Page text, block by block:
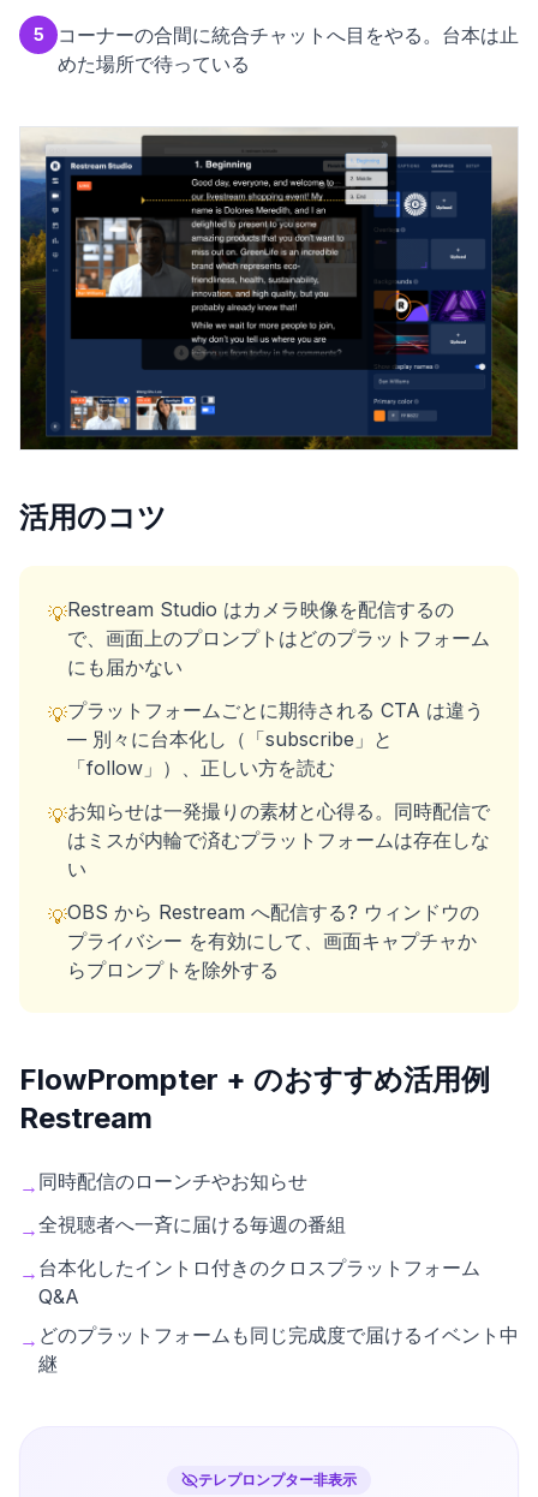
5
コーナーの合間に統合チャットへ目をやる。台本は止
めた場所で待っている
活用のコツ
💡Restream Studio はカメラ映像を配信するの
で、画面上のプロンプトはどのプラットフォーム
にも届かない
💡プラットフォームごとに期待される CTA は違う
— 別々に台本化し（「subscribe」と
「follow」）、正しい方を読む
💡お知らせは一発撮りの素材と心得る。同時配信で
はミスが内輪で済むプラットフォームは存在しな
い
💡OBS から Restream へ配信する? ウィンドウの
プライバシー を有効にして、画面キャプチャか
らプロンプトを除外する
FlowPrompter + のおすすめ活用例
Restream
→ 同時配信のローンチやお知らせ
→全視聴者へ一斉に届ける毎週の番組
→ 台本化したイントロ付きのクロスプラットフォーム
Q&A
→ どのプラットフォームも同じ完成度で届けるイベント中
継
テレプロンプター非表示